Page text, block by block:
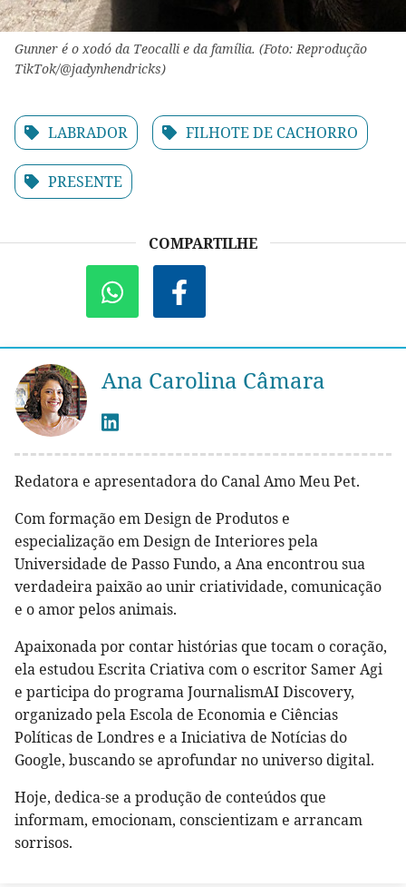
Gunner é o xodó da Teocalli e da família. (Foto: Reprodução
TikTok/@jadynhendricks)
LABRADOR FILHOTE DE CACHORRO
PRESENTE
COMPARTILHE
Ana Carolina Câmara
Redatora e apresentadora do Canal Amo Meu Pet.
Com formação em Design de Produtos e
especialização em Design de Interiores pela
Universidade de Passo Fundo, a Ana encontrou sua
verdadeira paixão ao unir criatividade, comunicação
e o amor pelos animais.
Apaixonada por contar histórias que tocam o coração,
ela estudou Escrita Criativa com o escritor Samer Agi
e participa do programa JournalismAI Discovery,
organizado pela Escola de Economia e Ciências
Políticas de Londres e a Iniciativa de Notícias do
Google, buscando se aprofundar no universo digital.
Hoje, dedica-se a produção de conteúdos que
informam, emocionam, conscientizam e arrancam
sorrisos.